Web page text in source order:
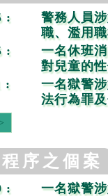
:
警務人員
職、濫用
:
一名休班
對兒童的
:
一名獄警
法行為罪
序之個案
:
一名獄警